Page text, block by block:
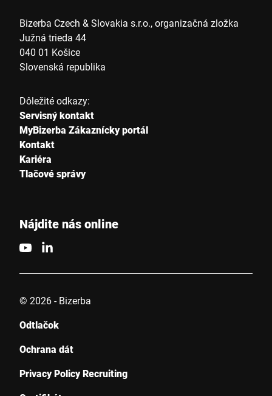
Bizerba Czech & Slovakia s.r.o., organizačná zložka
Južná trieda 44
040 01 Košice
Slovenská republika
Dôležité odkazy:
Servisný kontakt
MyBizerba Zákaznícky portál
Kontakt
Kariéra
Tlačové správy
Nájdite nás online
© 2026 - Bizerba
Odtlačok
Ochrana dát
Privacy Policy Recruiting